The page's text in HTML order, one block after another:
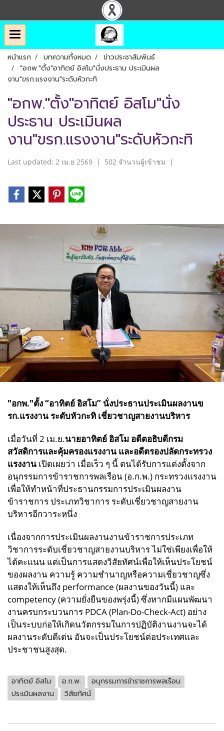
หน้าแรก บทความทั้งหมด
ข่าวประชาสัมพันธ์
"อกพ."ตั้ง"อาทิตย์ อิสโม"นั่งประธาน ประเมินผล
งาน"ขรก.แรงงาน"ระดับหัวกะทิ
"อกพ."ตั้ง"อาทิตย์ อิสโม"นั่ง
ประธาน ประเมินผล
งาน"ขรก.แรงงาน"ระดับหัวกะทิ
Last updated: 2 เม.ย 2569 | 502 จำนวนผู้เข้าชม |
"อกพ."ตั้ง “อาทิตย์ อิสโม” นั่งประธานประเมินผลงานข
รก.แรงงาน ระดับหัวกะทิ เชี่ยวชาญสายงานบริหาร
เมื่อวันที่ 2 เม.ย.นายอาทิตย์ อิสโม อดีตอธิบดีกรม
สวัสดิการและคุ้มครองแรงงาน และอดีตรองปลัดกระทรวง
แรงงาน เปิดเผยว่า เมื่อเร็ว ๆ นี้ ตนได้รับการแต่งตั้งจาก
อนุกรรมการข้าราชการพลเรือน (อ.ก.พ.) กระทรวงแรงงาน
เพื่อให้ทำหน้าที่ประธานกรรมการประเมินผลงาน
ข้าราชการ ประเภทวิชาการ ระดับเชี่ยวชาญสายงาน
บริหารอีกวาระหนึ่ง
เนื่องจากการประเมินผลงานงานข้าราชการประเภท
วิชาการระดับเชี่ยวชาญสายงานบริหาร ไม่ใช่เพียงเพื่อให้
ได้คะแนน แต่เป็นการแสดงวิสัยทัศน์เพื่อให้เห็นประโยชน์
ของผลงาน ความรู้ ความชำนาญหรือความเชี่ยวชาญซึ่ง
แสดงให้เห็นถึง performance (ผลงานของวันนี้) และ
competency (ความยั่งยืนของพรุ่งนี้)ซึ่งหากมีแผนพัฒนา
งานครบกระบวนการ PDCA (Plan-Do-Check-Act) อย่าง
เป็นระบบก่อให้เกิดนวัตกรรมในการปฏิบัติงานงานจะได้
ผลงานระดับดีเด่น อันจะเป็นประโยชน์ต่อประเทศและ
ประชาชนสูงสุด.
อาทิตย์ อิสโม อ.ก.พ.
อนุกรรมการข้าราชการพลเรือน
ประเมินผลงาน
วิสัยทัศน์